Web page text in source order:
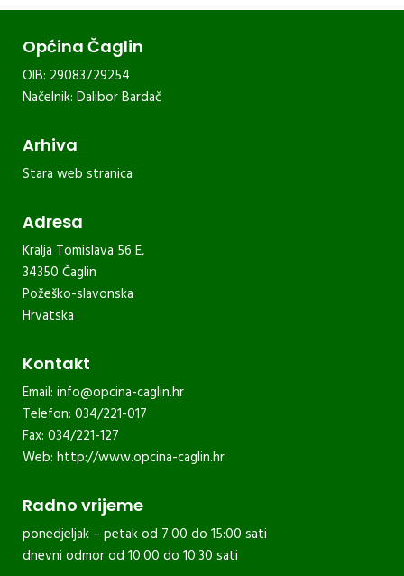
Općina Čaglin
OIB: 29083729254
Načelnik: Dalibor Bardač
Arhiva
Stara web stranica
Adresa
Kralja Tomislava 56 E,
34350 Čaglin
Požeško-slavonska
Hrvatska
Kontakt
Email: info@opcina-caglin.hr
Telefon: 034/221-017
Fax: 034/221-127
Web: http://www.opcina-caglin.hr
Radno vrijeme
ponedjeljak – petak od 7:00 do 15:00 sati
dnevni odmor od 10:00 do 10:30 sati